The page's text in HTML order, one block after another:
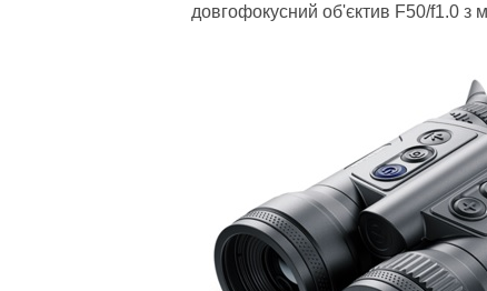
довгофокусний об'єктив F50/f1.0 з